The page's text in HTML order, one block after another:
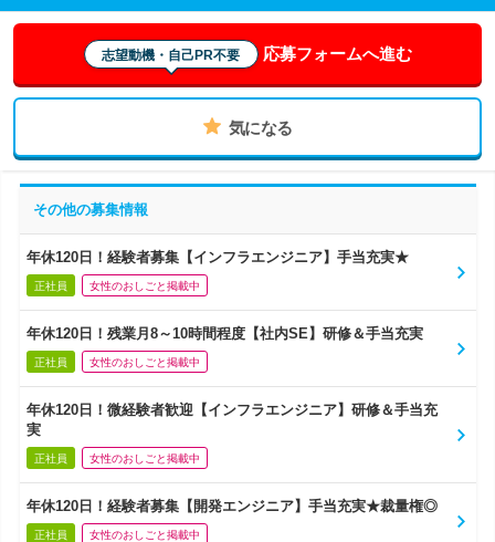
志望動機・自己PR不要 応募フォームへ進む
気になる
その他の募集情報
年休120日！経験者募集【インフラエンジニア】手当充実★
正社員 女性のおしごと掲載中
年休120日！残業月8～10時間程度【社内SE】研修＆手当充実
正社員 女性のおしごと掲載中
年休120日！微経験者歓迎【インフラエンジニア】研修＆手当充
実
正社員 女性のおしごと掲載中
年休120日！経験者募集【開発エンジニア】手当充実★裁量権◎
正社員 女性のおしごと掲載中